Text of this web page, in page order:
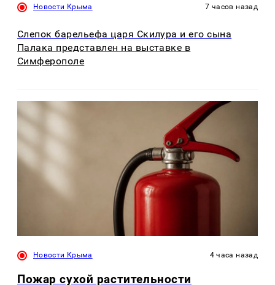
Новости Крыма 7 часов назад
Слепок барельефа царя Скилура и его сына
Палака представлен на выставке в
Симферополе
Новости Крыма 4 часа назад
Пожар сухой растительности